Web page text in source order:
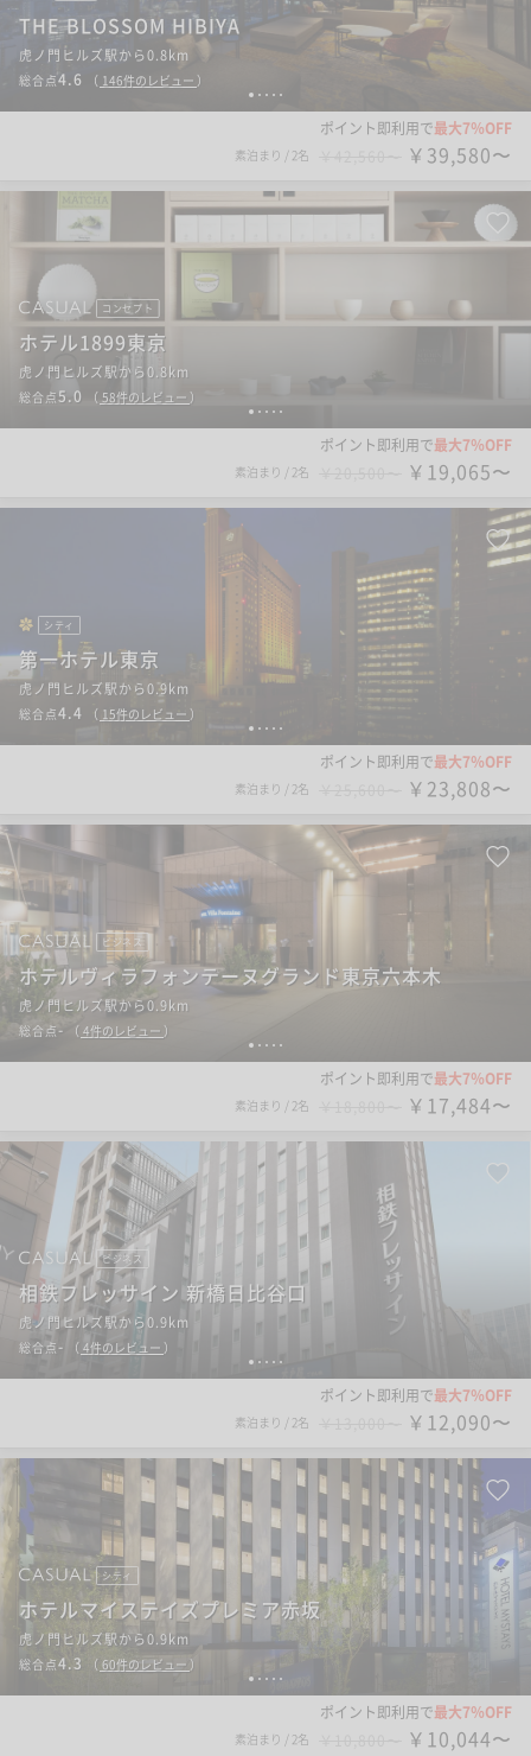
1 2 3 4 5
THE BLOSSOM HIBIYA
虎ノ門ヒルズ駅から0.8km
総合点4.6 （ 146件のレビュー ）
ポイント即利用で最大7％OFF
素泊まり / 2名 ￥39,580〜
1 2 3 4 5
コンセプト
ホテル1899東京
虎ノ門ヒルズ駅から0.8km
総合点5.0 （ 58件のレビュー ）
ポイント即利用で最大7％OFF
素泊まり / 2名 ￥19,065〜
1 2 3 4 5
シティ
第一ホテル東京
虎ノ門ヒルズ駅から0.9km
総合点4.4 （ 15件のレビュー ）
ポイント即利用で最大7％OFF
素泊まり / 2名 ￥23,808〜
1 2 3 4 5
ビジネス
ホテルヴィラフォンテーヌグランド東京六本木
虎ノ門ヒルズ駅から0.9km
総合点- （ 4件のレビュー ）
ポイント即利用で最大7％OFF
素泊まり / 2名 ￥17,484〜
1 2 3 4 5
ビジネス
相鉄フレッサイン 新橋日比谷口
虎ノ門ヒルズ駅から0.9km
総合点- （ 4件のレビュー ）
ポイント即利用で最大7％OFF
素泊まり / 2名 ￥12,090〜
1 2 3 4 5
シティ
ホテルマイステイズプレミア赤坂
虎ノ門ヒルズ駅から0.9km
総合点4.3 （ 60件のレビュー ）
ポイント即利用で最大7％OFF
素泊まり / 2名 ￥10,044〜